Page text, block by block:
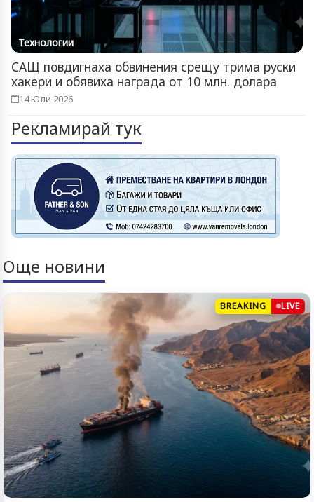
Технологии
САЩ повдигнаха обвинения срещу трима руски
хакери и обявиха награда от 10 млн. долара
14 Юли 2026
Рекламирай тук
Още новини
BREAKING LIVE